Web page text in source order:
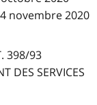
novembre 2020
398/93
DES SERVICES